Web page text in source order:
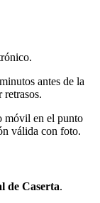
antes de la
retrasos.
móvil en el punto
válida con foto.
de Caserta.